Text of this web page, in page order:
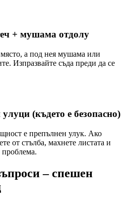
+ мушама отдолу
а под нея мушама или
Изпразвайте съда преди да се
(където е безопасно)
е препълнен улук. Ако
от стълба, махнете листата и
проблема.
– спешен